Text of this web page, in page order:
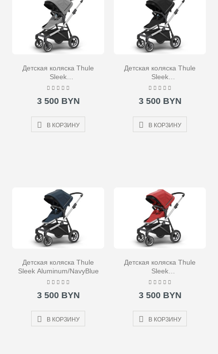
Детская коляска Thule
Sleek
Aluminum/GrayMelange
3 500 BYN
В КОРЗИНУ
Детская коляска Thule
Sleek
Aluminum/MidnightBlack
3 500 BYN
В КОРЗИНУ
Детская коляска Thule
Sleek Aluminum/NavyBlue
3 500 BYN
В КОРЗИНУ
Детская коляска Thule
Sleek
Aluminum/EnergyRed
3 500 BYN
В КОРЗИНУ